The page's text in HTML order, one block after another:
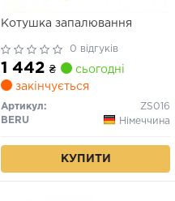
Котушка запалювання
0 відгуків
1 442 ₴
сьогодні
закінчується
Артикул:
ZS016
BERU
Німеччина
КУПИТИ